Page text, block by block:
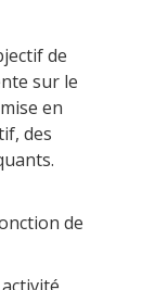
de
sur le
en
des
de